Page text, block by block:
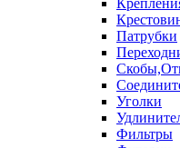
Патрубки
Уголки
Фильтры